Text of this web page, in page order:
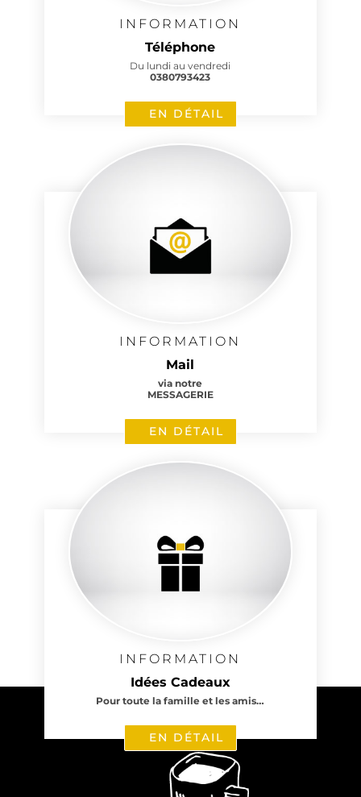
INFORMATION
Téléphone
Du lundi au vendredi
0380793423
EN DÉTAIL
INFORMATION
Mail
via notre
MESSAGERIE
EN DÉTAIL
INFORMATION
Idées Cadeaux
Pour toute la famille et les amis…
EN DÉTAIL